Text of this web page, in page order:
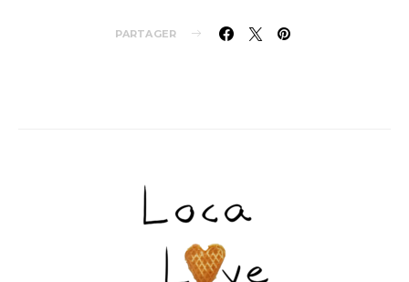
PARTAGER